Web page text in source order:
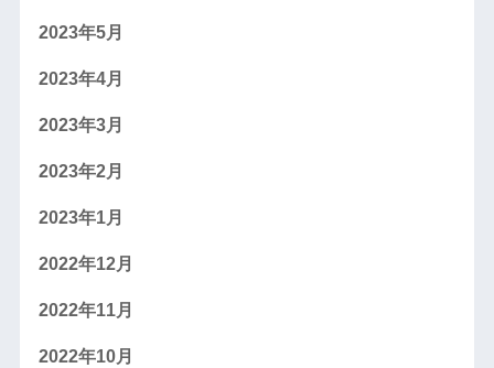
2023年5月
2023年4月
2023年3月
2023年2月
2023年1月
2022年12月
2022年11月
2022年10月